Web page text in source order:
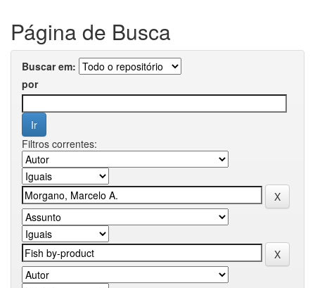
Página de Busca
Buscar em:
por
Filtros correntes: